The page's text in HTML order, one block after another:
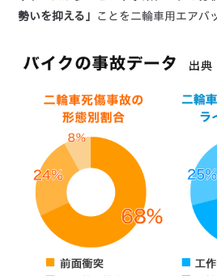
勢いを抑える」
ことを二輪車用エアバ